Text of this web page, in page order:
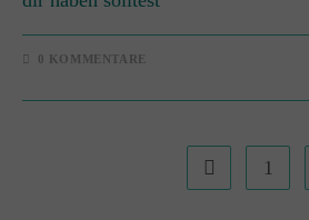
0 KOMMENTARE
1